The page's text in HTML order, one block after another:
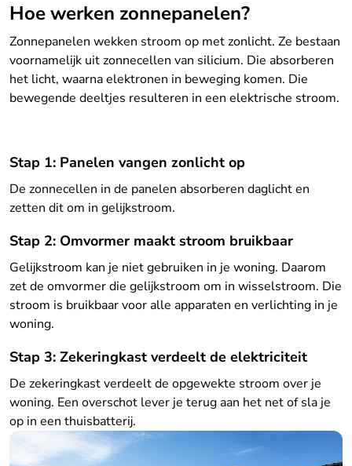
Hoe werken zonnepanelen?
Zonnepanelen wekken stroom op met zonlicht. Ze bestaan
voornamelijk uit zonnecellen van silicium. Die absorberen
het licht, waarna elektronen in beweging komen. Die
bewegende deeltjes resulteren in een elektrische stroom.
Stap 1: Panelen vangen zonlicht op
De zonnecellen in de panelen absorberen daglicht en
zetten dit om in gelijkstroom.
Stap 2: Omvormer maakt stroom bruikbaar
Gelijkstroom kan je niet gebruiken in je woning. Daarom
zet de omvormer die gelijkstroom om in wisselstroom. Die
stroom is bruikbaar voor alle apparaten en verlichting in je
woning.
Stap 3: Zekeringkast verdeelt de elektriciteit
De zekeringkast verdeelt de opgewekte stroom over je
woning. Een overschot lever je terug aan het net of sla je
op in een thuisbatterij.